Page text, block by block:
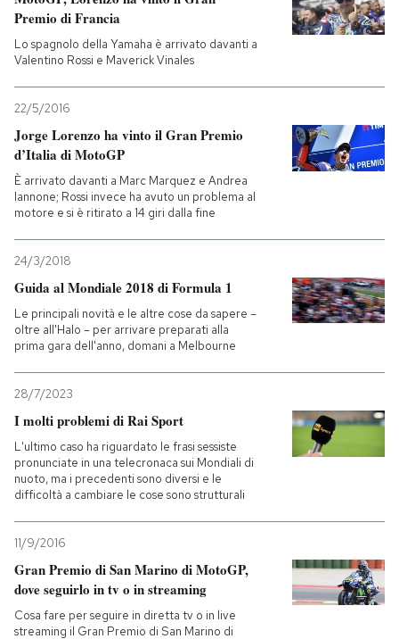
Premio di Francia
Lo spagnolo della Yamaha è arrivato davanti a
Valentino Rossi e Maverick Vinales
22/5/2016
Jorge Lorenzo ha vinto il Gran Premio
d’Italia di MotoGP
È arrivato davanti a Marc Marquez e Andrea
Iannone; Rossi invece ha avuto un problema al
motore e si è ritirato a 14 giri dalla fine
24/3/2018
Guida al Mondiale 2018 di Formula 1
Le principali novità e le altre cose da sapere –
oltre all'Halo – per arrivare preparati alla
prima gara dell'anno, domani a Melbourne
28/7/2023
I molti problemi di Rai Sport
L'ultimo caso ha riguardato le frasi sessiste
pronunciate in una telecronaca sui Mondiali di
nuoto, ma i precedenti sono diversi e le
difficoltà a cambiare le cose sono strutturali
11/9/2016
Gran Premio di San Marino di MotoGP,
dove seguirlo in tv o in streaming
Cosa fare per seguire in diretta tv o in live
streaming il Gran Premio di San Marino di